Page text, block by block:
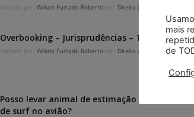
Iniciado por: Wilson Furtado Roberto em: Direito do Passageiro
Overbooking – Jurisprudências – TJSP
Iniciado por: Wilson Furtado Roberto em: Direito do Passageiro
Posso levar animal de estimação ou prancha
de surf no avião?
mais
de